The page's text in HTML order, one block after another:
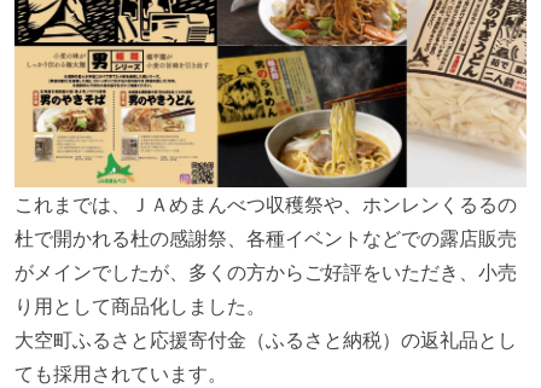
これまでは、ＪＡめまんべつ収穫祭や、ホンレンくるるの
杜で開かれる杜の感謝祭、各種イベントなどでの露店販売
がメインでしたが、多くの方からご好評をいただき、小売
り用として商品化しました。
大空町ふるさと応援寄付金（ふるさと納税）の返礼品とし
ても採用されています。